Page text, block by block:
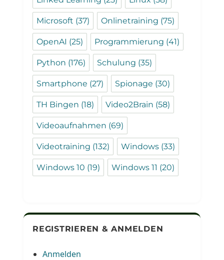
Microsoft (37) Onlinetraining (75)
OpenAI (25) Programmierung (41)
Python (176) Schulung (35)
Smartphone (27) Spionage (30)
TH Bingen (18) Video2Brain (58)
Videoaufnahmen (69)
Videotraining (132) Windows (33)
Windows 10 (19) Windows 11 (20)
REGISTRIEREN & ANMELDEN
Anmelden